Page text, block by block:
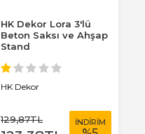
HK Dekor Lora 3'lü
Beton Saksı ve Ahşap
Stand
HK Dekor
129,87TL İNDİRİM